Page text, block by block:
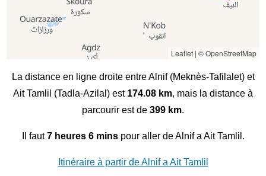
Leaflet| © OpenStreetMap
La distance en ligne droite entre Alnif (Meknès-Tafilalet) et
Ait Tamlil (Tadla-Azilal) est 174.08 km, mais la distance à
parcourir est de 399 km.
Il faut7 heures 6 minspour aller de Alnif a Ait Tamlil.
Itinéraire à partir de Alnif a Ait Tamlil